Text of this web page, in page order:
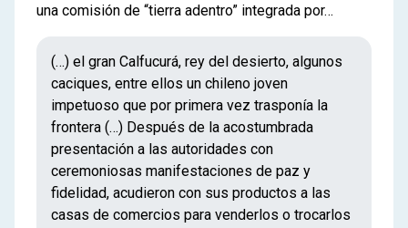
una comisión de “tierra adentro” integrada por…
(…) el gran Calfucurá, rey del desierto, algunos
caciques, entre ellos un chileno joven
impetuoso que por primera vez trasponía la
frontera (…) Después de la acostumbrada
presentación a las autoridades con
ceremoniosas manifestaciones de paz y
fidelidad, acudieron con sus productos a las
casas de comercios para venderlos o trocarlos